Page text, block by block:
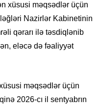
xüsusi məqsədlər üçün
Nazirlər Kabinetinin
qərarı ilə təsdiqlənib
eləcə də fəaliyyət
məqsədlər üçün
2026-cı il sentyabrın